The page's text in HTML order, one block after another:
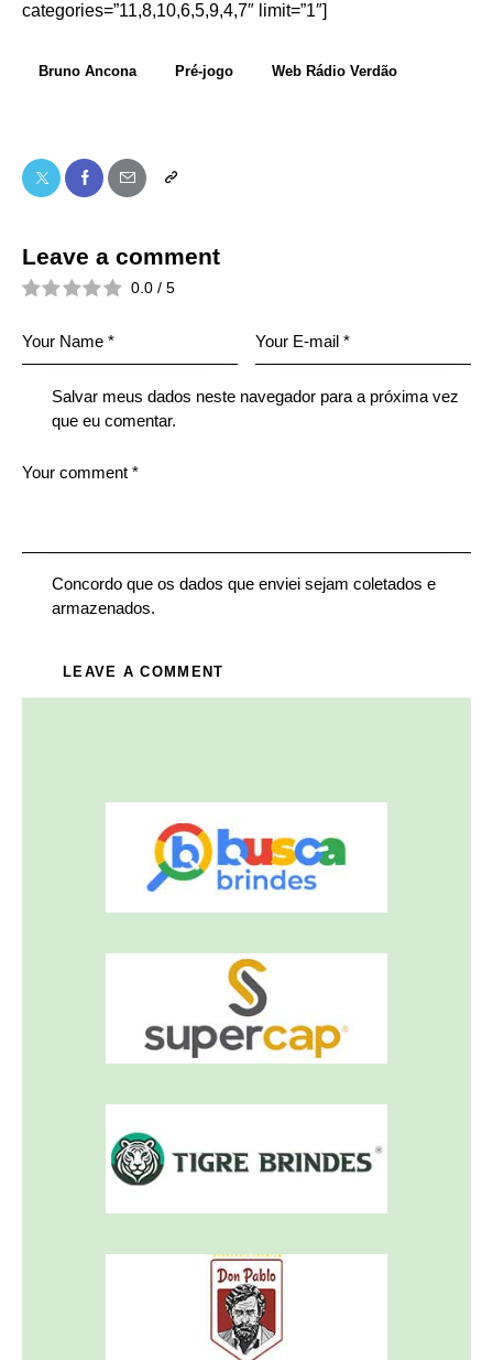
categories=”11,8,10,6,5,9,4,7″ limit=”1″]
Bruno Ancona Pré-jogo Web Rádio Verdão
Leave a comment
0.0 / 5
Salvar meus dados neste navegador para a próxima vez
que eu comentar.
Concordo que os dados que enviei sejam coletados e
armazenados.